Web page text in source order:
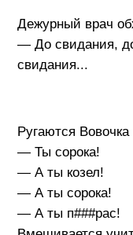
Дежурный врач
— До свидания,
свидания...
Ругаются
— Ты сорока!
— А ты козел!
— А ты сорока!
— А ты п###pас!